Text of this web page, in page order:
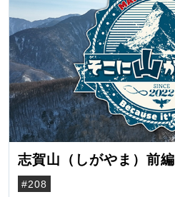
志賀山（しがやま）前編
#208